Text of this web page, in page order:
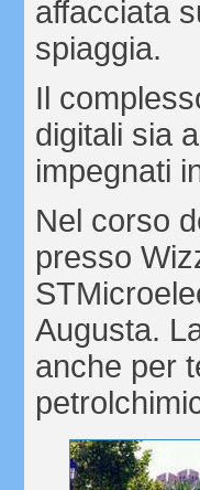
affacciata
spiaggia.
Il
digitali sia
impegnati
Nel corso
presso
Augusta.
anche per